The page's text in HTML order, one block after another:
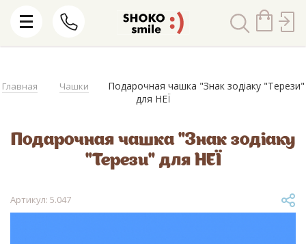
Главная Чашки
Подарочная чашка "Знак зодіаку "Терези"
для НЕЇ
Подарочная чашка "Знак зодіаку
"Терези" для НЕЇ
Артикул: 5.047